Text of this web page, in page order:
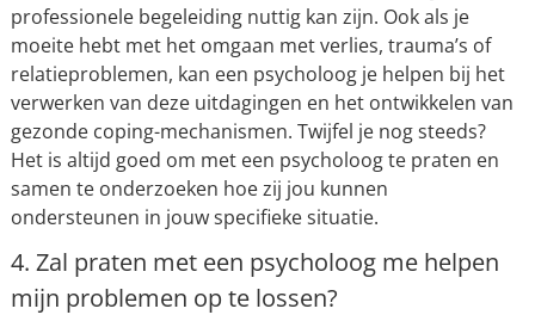
professionele begeleiding nuttig kan zijn. Ook als je
moeite hebt met het omgaan met verlies, trauma’s of
relatieproblemen, kan een psycholoog je helpen bij het
verwerken van deze uitdagingen en het ontwikkelen van
gezonde coping-mechanismen. Twijfel je nog steeds?
Het is altijd goed om met een psycholoog te praten en
samen te onderzoeken hoe zij jou kunnen
ondersteunen in jouw specifieke situatie.
4. Zal praten met een psycholoog me helpen
mijn problemen op te lossen?